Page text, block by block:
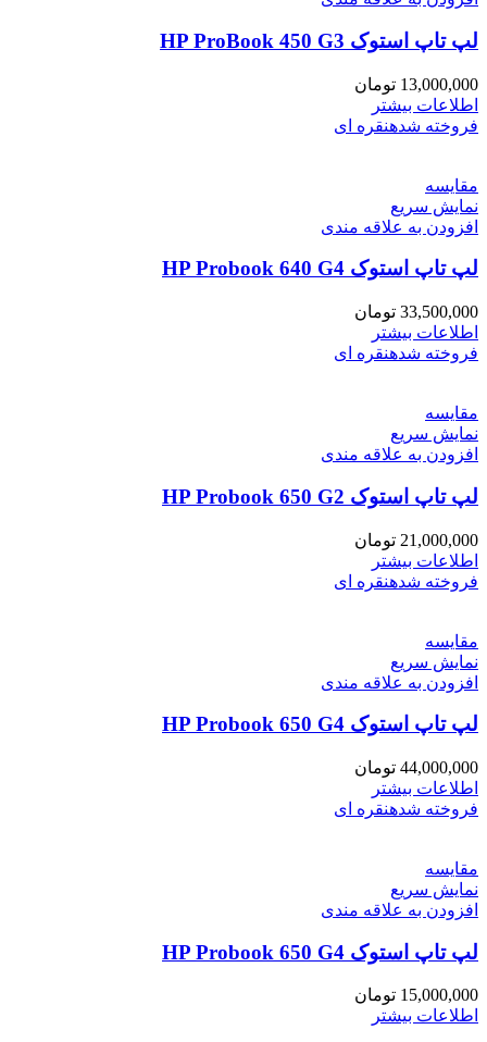
لپ تاپ استوک HP ProBook 450 G3
13,000,000 تومان
اطلاعات بیشتر
فروخته شدهنقره ای
مقايسه
نمایش سریع
افزودن به علاقه مندی
لپ تاپ استوک HP Probook 640 G4
33,500,000 تومان
اطلاعات بیشتر
فروخته شدهنقره ای
مقايسه
نمایش سریع
افزودن به علاقه مندی
لپ تاپ استوک HP Probook 650 G2
21,000,000 تومان
اطلاعات بیشتر
فروخته شدهنقره ای
مقايسه
نمایش سریع
افزودن به علاقه مندی
لپ تاپ استوک HP Probook 650 G4
44,000,000 تومان
اطلاعات بیشتر
فروخته شدهنقره ای
مقايسه
نمایش سریع
افزودن به علاقه مندی
لپ تاپ استوک HP Probook 650 G4
15,000,000 تومان
اطلاعات بیشتر